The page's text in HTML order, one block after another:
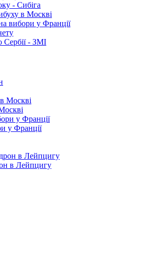
- Сибіга
в Москві
вибори у Франції
Сербії - ЗМІ
у Франції
в Лейпцигу